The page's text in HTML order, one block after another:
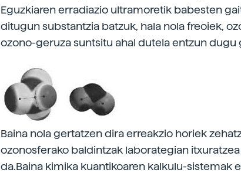
Eguzkiaren erradiazio ultramoretik babesten
ditugun substantzia batzuk, hala nola freoiek,
ozono-geruza suntsitu ahal dutela entzun dugu
Baina nola gertatzen dira erreakzio horiek
ozonosferako baldintzak laborategian
da.Baina kimika kuantikoaren kalkulu-sistemak